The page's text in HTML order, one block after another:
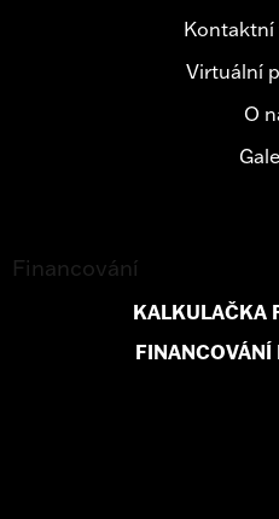
Virtuální
O
Financování
KALKULAČKA